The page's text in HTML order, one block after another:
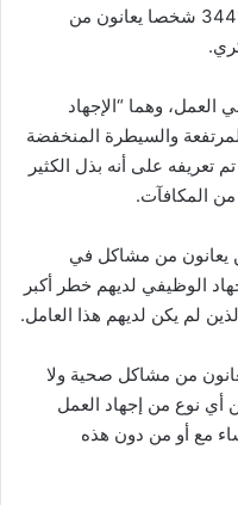
وفرنسا وفنلندا والسويد، بما في ذلك 3441 شخصا يعانون من
العمل، وهما “الإجهاد
والسيطرة المنخفضة
تعريفه على أنه بذل الكثير
المكافآت.
يعانون من مشاكل في
الوظيفي لديهم خطر أكبر
من مشاكل صحية ولا
أي نوع من إجهاد العمل
مع أو من دون هذه